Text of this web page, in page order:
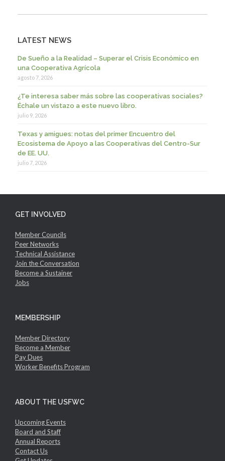
LATEST NEWS
De Sueño a la Realidad – Superar el Crisis Económico en
una Cooperativa Agrícola
agosto 7, 2026
¿Te interesa saber más sobre las cooperativas sociales?
Échale un vistazo a este nuevo libro.
julio 9, 2026
Texas y amigues: notas del primer Encuentro del
Ecosistema de Apoyo a las Cooperativas del Centro-Sur
de EE. UU.
julio 7, 2026
GET INVOLVED
Member Councils
Peer Networks
Technical Assistance
Join the Conversation
Become a Sustainer
Jobs
MEMBERSHIP
Member Directory
Become a Member
Pay Dues
Worker Benefits Program
ABOUT THE USFWC
Upcoming Events
Board and Staff
Annual Reports
Contact Us